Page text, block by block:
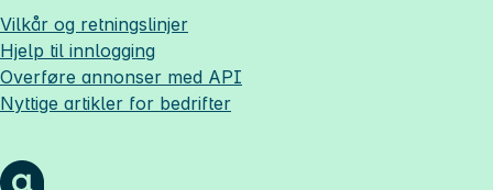
Vilkår og retningslinjer
Hjelp til innlogging
Overføre annonser med API
Nyttige artikler for bedrifter